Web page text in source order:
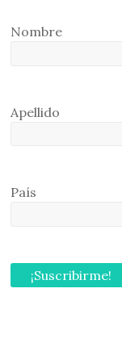
Nombre
Apellido
País